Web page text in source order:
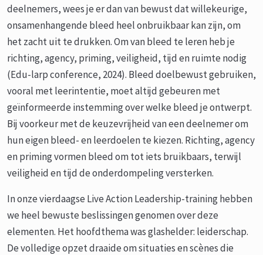
deelnemers, wees je er dan van bewust dat willekeurige,
onsamenhangende bleed heel onbruikbaar kan zijn, om
het zacht uit te drukken. Om van bleed te leren heb je
richting, agency, priming, veiligheid, tijd en ruimte nodig
(Edu-larp conference, 2024). Bleed doelbewust gebruiken,
vooral met leerintentie, moet altijd gebeuren met
geïnformeerde instemming over welke bleed je ontwerpt.
Bij voorkeur met de keuzevrijheid van een deelnemer om
hun eigen bleed- en leerdoelen te kiezen. Richting, agency
en priming vormen bleed om tot iets bruikbaars, terwijl
veiligheid en tijd de onderdompeling versterken.
In onze vierdaagse Live Action Leadership-training hebben
we heel bewuste beslissingen genomen over deze
elementen. Het hoofdthema was glashelder: leiderschap.
De volledige opzet draaide om situaties en scènes die